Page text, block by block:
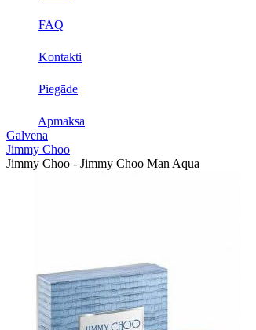
FAQ
Kontakti
Piegāde
Apmaksa
Galvenā
Jimmy Choo
Jimmy Choo - Jimmy Choo Man Aqua